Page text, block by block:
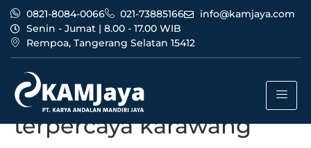
0821-8084-0066 021-73885166
info@kamjaya.com
Senin - Jumat | 8.00 - 17.00 WIB
Rempoa, Tangerang Selatan 15412
Tag:
grundfos indonesia
terpercaya karawang